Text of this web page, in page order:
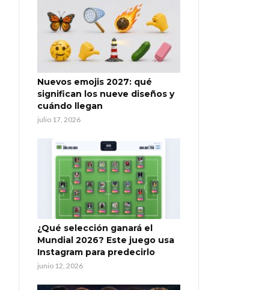
Nuevos emojis 2027: qué
significan los nueve diseños y
cuándo llegan
julio 17, 2026
¿Qué selección ganará el
Mundial 2026? Este juego usa
Instagram para predecirlo
junio 12, 2026